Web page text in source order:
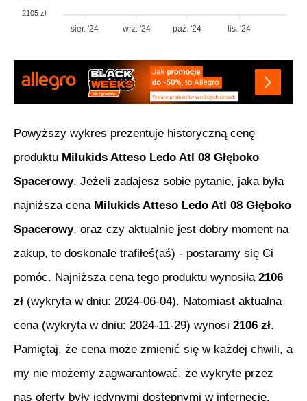
2105 zł
sier. '24 wrz. '24 paź. '24 lis. '24
Powyższy wykres prezentuje historyczną cenę
produktu Milukids Atteso Ledo Atl 08 Głęboko
Spacerowy. Jeżeli zadajesz sobie pytanie, jaka była
najniższa cena Milukids Atteso Ledo Atl 08 Głęboko
Spacerowy, oraz czy aktualnie jest dobry moment na
zakup, to doskonale trafiłeś(aś) - postaramy się Ci
pomóc. Najniższa cena tego produktu wynosiła 2106
zł (wykryta w dniu: 2024-06-04). Natomiast aktualna
cena (wykryta w dniu: 2024-11-29) wynosi 2106 zł.
Pamiętaj, że cena może zmienić się w każdej chwili, a
my nie możemy zagwarantować, że wykryte przez
nas oferty były jedynymi dostępnymi w internecie.